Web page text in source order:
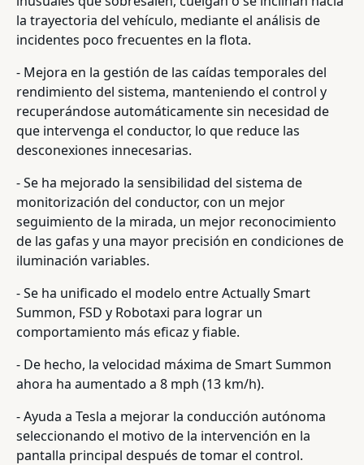
la trayectoria del vehículo, mediante el análisis de
incidentes poco frecuentes en la flota.
- Mejora en la gestión de las caídas temporales del
rendimiento del sistema, manteniendo el control y
recuperándose automáticamente sin necesidad de
que intervenga el conductor, lo que reduce las
desconexiones innecesarias.
- Se ha mejorado la sensibilidad del sistema de
monitorización del conductor, con un mejor
seguimiento de la mirada, un mejor reconocimiento
de las gafas y una mayor precisión en condiciones de
iluminación variables.
- Se ha unificado el modelo entre Actually Smart
Summon, FSD y Robotaxi para lograr un
comportamiento más eficaz y fiable.
- De hecho, la velocidad máxima de Smart Summon
ahora ha aumentado a 8 mph (13 km/h).
- Ayuda a Tesla a mejorar la conducción autónoma
seleccionando el motivo de la intervención en la
pantalla principal después de tomar el control.